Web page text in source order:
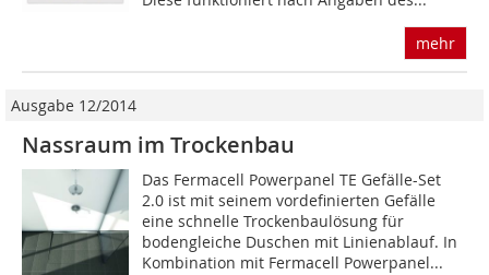
mehr
Ausgabe 12/2014
Nassraum im Trockenbau
Das Fermacell Powerpanel TE Gefälle-Set
2.0 ist mit seinem vordefinierten Gefälle
eine schnelle Trockenbaulösung für
bodengleiche Duschen mit Linienablauf. In
Kombination mit Fermacell Powerpanel...